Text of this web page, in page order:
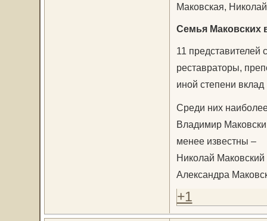
Маковская,
Семья Маковских
11 представителей
реставраторы,
иной степени
Среди них
Владимир
менее известны –
Николай Маковский
Александра
+1